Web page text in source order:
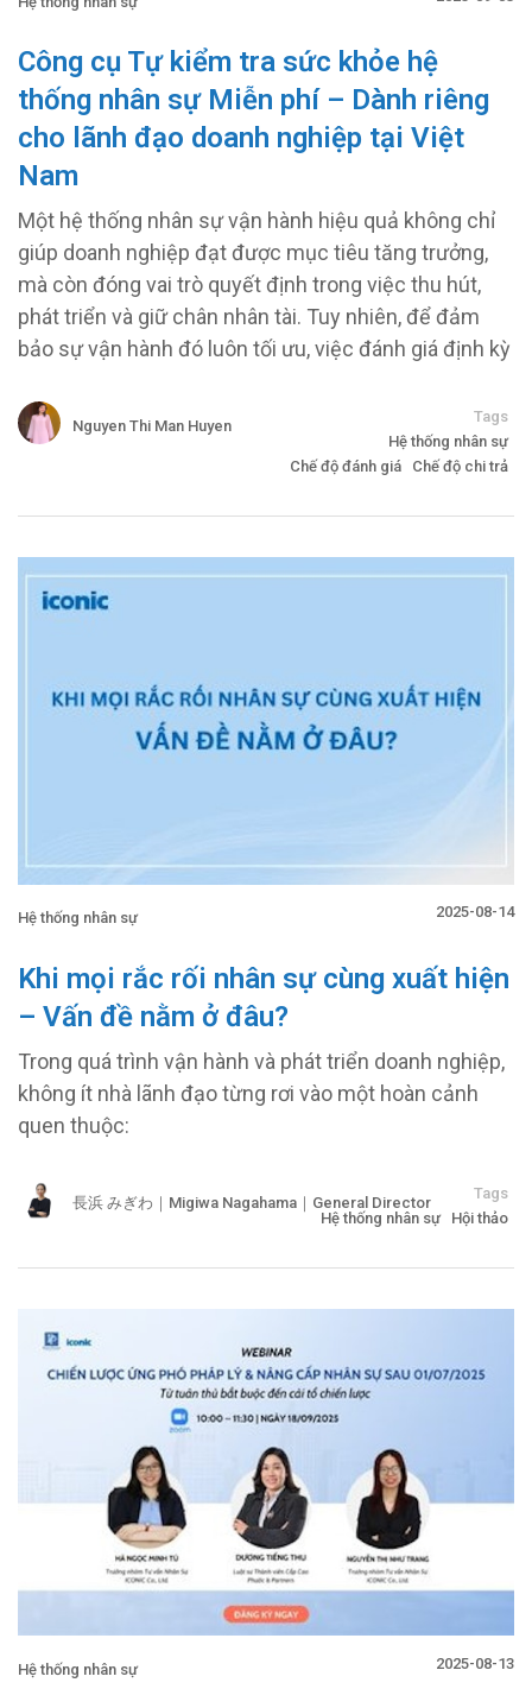
Công cụ Tự kiểm tra sức khỏe hệ
thống nhân sự Miễn phí – Dành riêng
cho lãnh đạo doanh nghiệp tại Việt
Nam
Một hệ thống nhân sự vận hành hiệu quả không chỉ
giúp doanh nghiệp đạt được mục tiêu tăng trưởng,
mà còn đóng vai trò quyết định trong việc thu hút,
phát triển và giữ chân nhân tài. Tuy nhiên, để đảm
bảo sự vận hành đó luôn tối ưu, việc đánh giá định kỳ
Nguyen Thi Man Huyen
Tags
Hệ thống nhân sự
Chế độ đánh giá
Chế độ chi trả
Hệ thống nhân sự 2025-08-14
Khi mọi rắc rối nhân sự cùng xuất hiện
– Vấn đề nằm ở đâu?
Trong quá trình vận hành và phát triển doanh nghiệp,
không ít nhà lãnh đạo từng rơi vào một hoàn cảnh
quen thuộc:
長浜 みぎわ｜Migiwa Nagahama｜General Director
Tags
Hệ thống nhân sự
Hội thảo
Hệ thống nhân sự 2025-08-13